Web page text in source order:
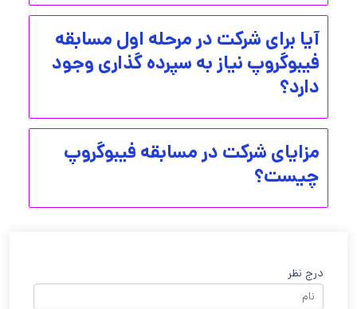
آیا برای شرکت در مرحله اول مسابقه
فیبوگروپ نیاز به سپرده گذاری وجود
دارد؟
مزایای شرکت در مسابقه فیبوگروپ
چیست؟
درج نظر